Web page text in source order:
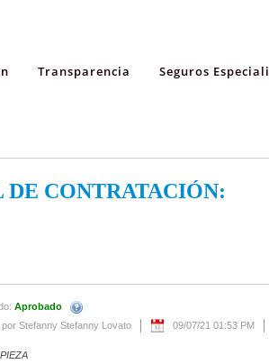
Transparencia Seguros
DE CONTRATACIÓN:
Aprobado
Stefanny Stefanny Lovato
09/07/21 01:53 PM